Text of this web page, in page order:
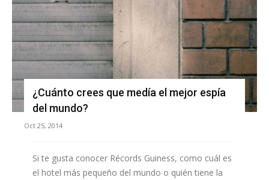
¿Cuánto crees que medía el mejor espía
del mundo?
Oct 25, 2014
Si te gusta conocer Récords Guiness, como cuál es
el hotel más pequeño del mundo o quién tiene la